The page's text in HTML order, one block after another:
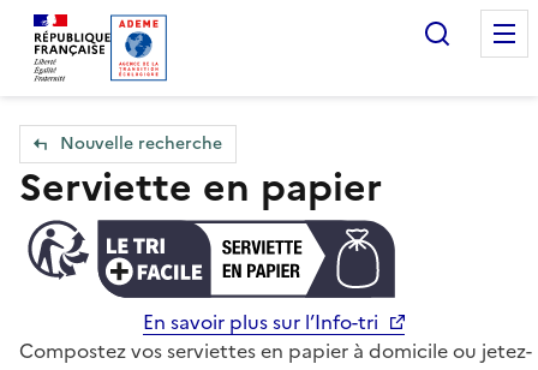
Accueil — Que Faire de mes objets & déchets
Nouvelle recherche
Serviette en papier
En savoir plus sur l’Info-tri
Compostez vos serviettes en papier à domicile ou jetez-